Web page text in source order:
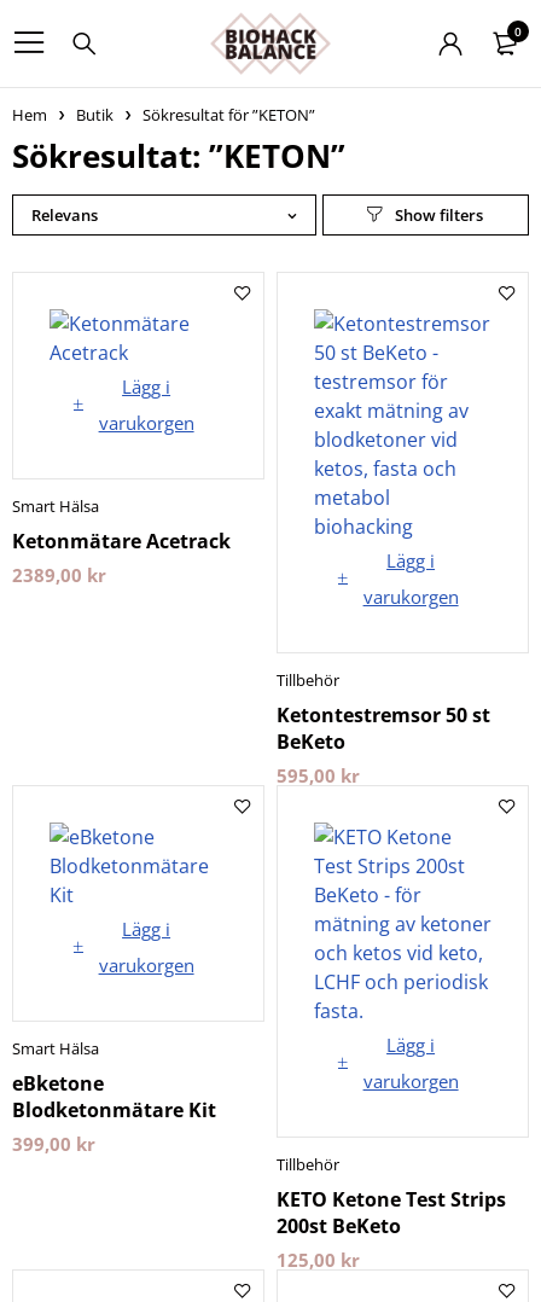
0
Hem Butik Sökresultat för ”KETON”
Sökresultat: ”KETON”
Relevans
Lägg i
varukorgen
Smart Hälsa
Ketonmätare Acetrack
2389,00 kr
Lägg i
varukorgen
Tillbehör
Ketontestremsor 50 st
BeKeto
595,00 kr
Lägg i
varukorgen
Smart Hälsa
eBketone
Blodketonmätare Kit
399,00 kr
Lägg i
varukorgen
Tillbehör
KETO Ketone Test Strips
200st BeKeto
125,00 kr